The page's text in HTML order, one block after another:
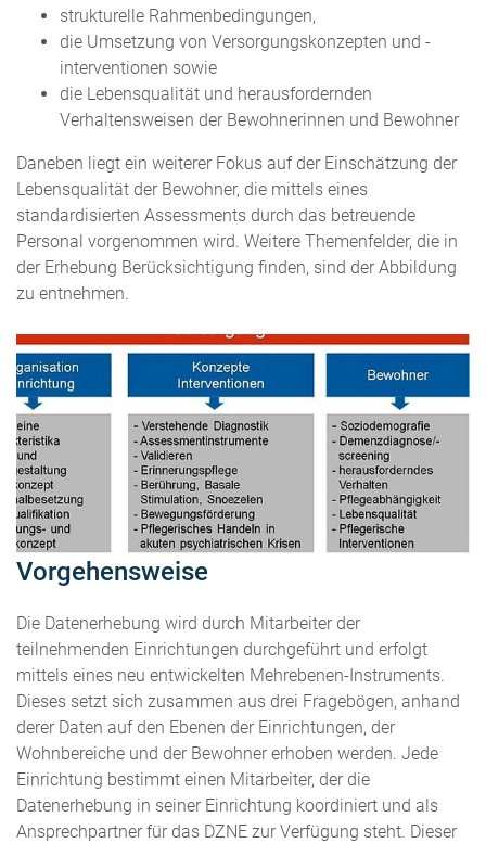
strukturelle Rahmenbedingungen,
die Umsetzung von Versorgungskonzepten und -
interventionen sowie
die Lebensqualität und herausfordernden
Verhaltensweisen der Bewohnerinnen und Bewohner
Daneben liegt ein weiterer Fokus auf der Einschätzung der
Lebensqualität der Bewohner, die mittels eines
standardisierten Assessments durch das betreuende
Personal vorgenommen wird. Weitere Themenfelder, die in
der Erhebung Berücksichtigung finden, sind der Abbildung
zu entnehmen.
Vorgehensweise
Die Datenerhebung wird durch Mitarbeiter der
teilnehmenden Einrichtungen durchgeführt und erfolgt
mittels eines neu entwickelten Mehrebenen-Instruments.
Dieses setzt sich zusammen aus drei Fragebögen, anhand
derer Daten auf den Ebenen der Einrichtungen, der
Wohnbereiche und der Bewohner erhoben werden. Jede
Einrichtung bestimmt einen Mitarbeiter, der die
Datenerhebung in seiner Einrichtung koordiniert und als
Ansprechpartner für das DZNE zur Verfügung steht. Dieser